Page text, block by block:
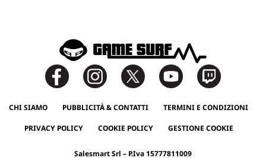
CHI SIAMO PUBBLICITÀ & CONTATTI TERMINI E CONDIZIONI
PRIVACY POLICY COOKIE POLICY GESTIONE COOKIE
Salesmart Srl – P.Iva 15777811009